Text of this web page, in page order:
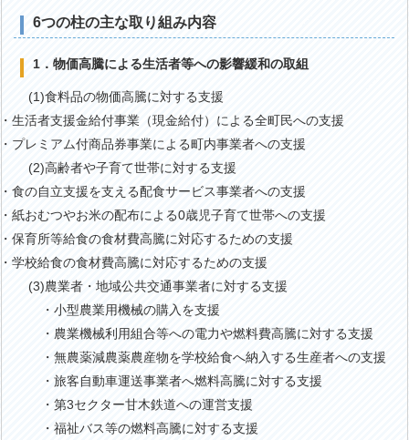
6つの柱の主な取り組み内容
1．物価高騰による生活者等への影響緩和の取組
(1)食料品の物価高騰に対する支援
・生活者支援金給付事業（現金給付）による全町民への支援
・プレミアム付商品券事業による町内事業者への支援
(2)高齢者や子育て世帯に対する支援
・食の自立支援を支える配食サービス事業者への支援
・紙おむつやお米の配布による0歳児子育て世帯への支援
・保育所等給食の食材費高騰に対応するための支援
・学校給食の食材費高騰に対応するための支援
(3)農業者・地域公共交通事業者に対する支援
・小型農業用機械の購入を支援
・農業機械利用組合等への電力や燃料費高騰に対する支援
・無農薬減農薬農産物を学校給食へ納入する生産者への支援
・旅客自動車運送事業者へ燃料高騰に対する支援
・第3セクター甘木鉄道への運営支援
・福祉バス等の燃料高騰に対する支援